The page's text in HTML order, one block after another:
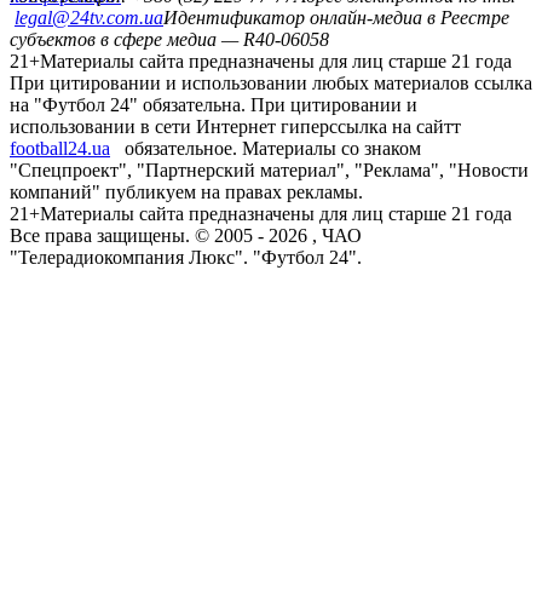
legal@24tv.com.uaИдентификатор онлайн-медиа в Реестре
субъектов в сфере медиа — R40-06058
21+Материалы сайта предназначены для лиц старше 21 года
При цитировании и использовании любых материалов ссылка
на "Футбол 24" обязательна. При цитировании и
использовании в сети Интернет гиперссылка на сайтт
football24.ua
обязательное. Материалы со знаком
"Спецпроект", "Партнерский материал", "Реклама", "Новости
компаний" публикуем на правах рекламы.
21+Материалы сайта предназначены для лиц старше 21 года
Все права защищены. © 2005 - 2026 , ЧАО
"Телерадиокомпания Люкс". "Футбол 24".